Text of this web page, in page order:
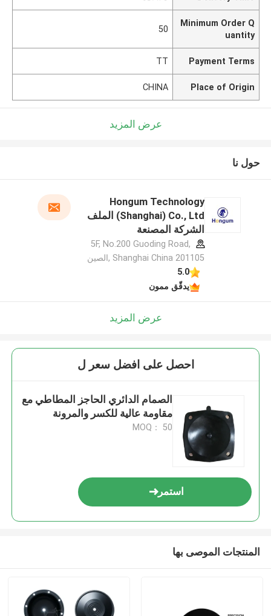
Minimum Order Q
uantity
50
Payment Terms
TT
Place of Origin
CHINA
عرض المزيد
حول نا
Hongum Technology
(Shanghai) Co., Ltd الملف
الشركة المصنعة
5F, No.200 Guoding Road,
Shanghai China 201105 ,الصين
5.0
يدقّق ممون
عرض المزيد
احصل على افضل سعر ل
الصمام الدائري الحاجز المطاطي مع
مقاومة عالية للكسر والمرونة
MOQ： 50
استمر
المنتجات الموصى بها